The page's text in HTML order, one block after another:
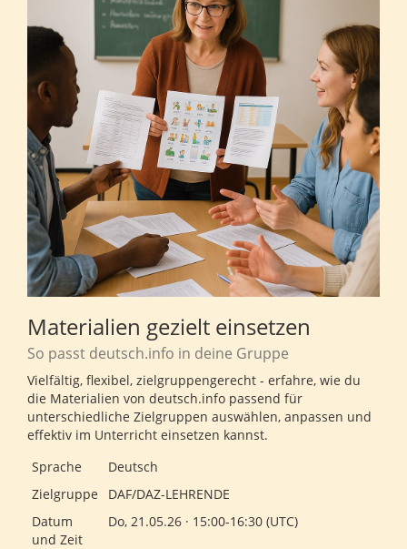
Materialien gezielt einsetzen
So passt deutsch.info in deine Gruppe
Vielfältig, flexibel, zielgruppengerecht - erfahre, wie du
die Materialien von deutsch.info passend für
unterschiedliche Zielgruppen auswählen, anpassen und
effektiv im Unterricht einsetzen kannst.
Sprache
Deutsch
Zielgruppe
DAF/DAZ-LEHRENDE
Datum
und Zeit
Do, 21.05.26 · 15:00-16:30 (UTC)